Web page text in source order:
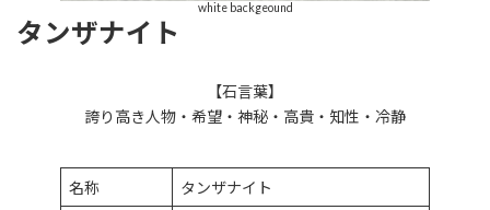
white backgeound
タンザナイト
【石言葉】
誇り高き人物・希望・神秘・高貴・知性・冷静
名称 タンザナイト